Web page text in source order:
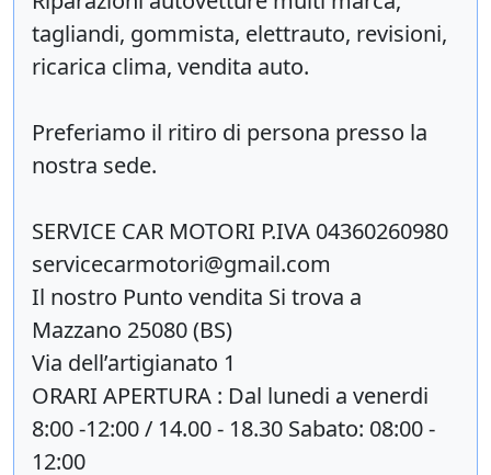
tagliandi, gommista, elettrauto, revisioni,
ricarica clima, vendita auto.
Preferiamo il ritiro di persona presso la
nostra sede.
SERVICE CAR MOTORI P.IVA 04360260980
servicecarmotori@gmail.com
Il nostro Punto vendita Si trova a
Mazzano 25080 (BS)
Via dell’artigianato 1
ORARI APERTURA : Dal lunedi a venerdi
8:00 -12:00 / 14.00 - 18.30 Sabato: 08:00 -
12:00